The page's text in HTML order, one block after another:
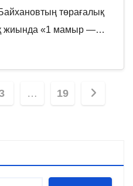
төрағалық
жиында «1 мамыр —…
… 19